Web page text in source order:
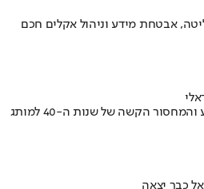
אבטחת מידע וניהול אקלים חכם
איך אסם הפכה את תקופת הצנע והמחסור הקשה של שנות ה-40 למותג
כבר יצאה